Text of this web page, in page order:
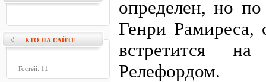
КТО НА САЙТЕ
Гостей: 11
определен, но
Генри Рамиреса,
встретится
Релефордом.